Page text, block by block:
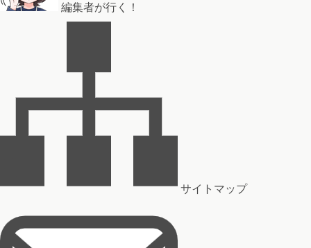
編集者が行く！
サイトマップ